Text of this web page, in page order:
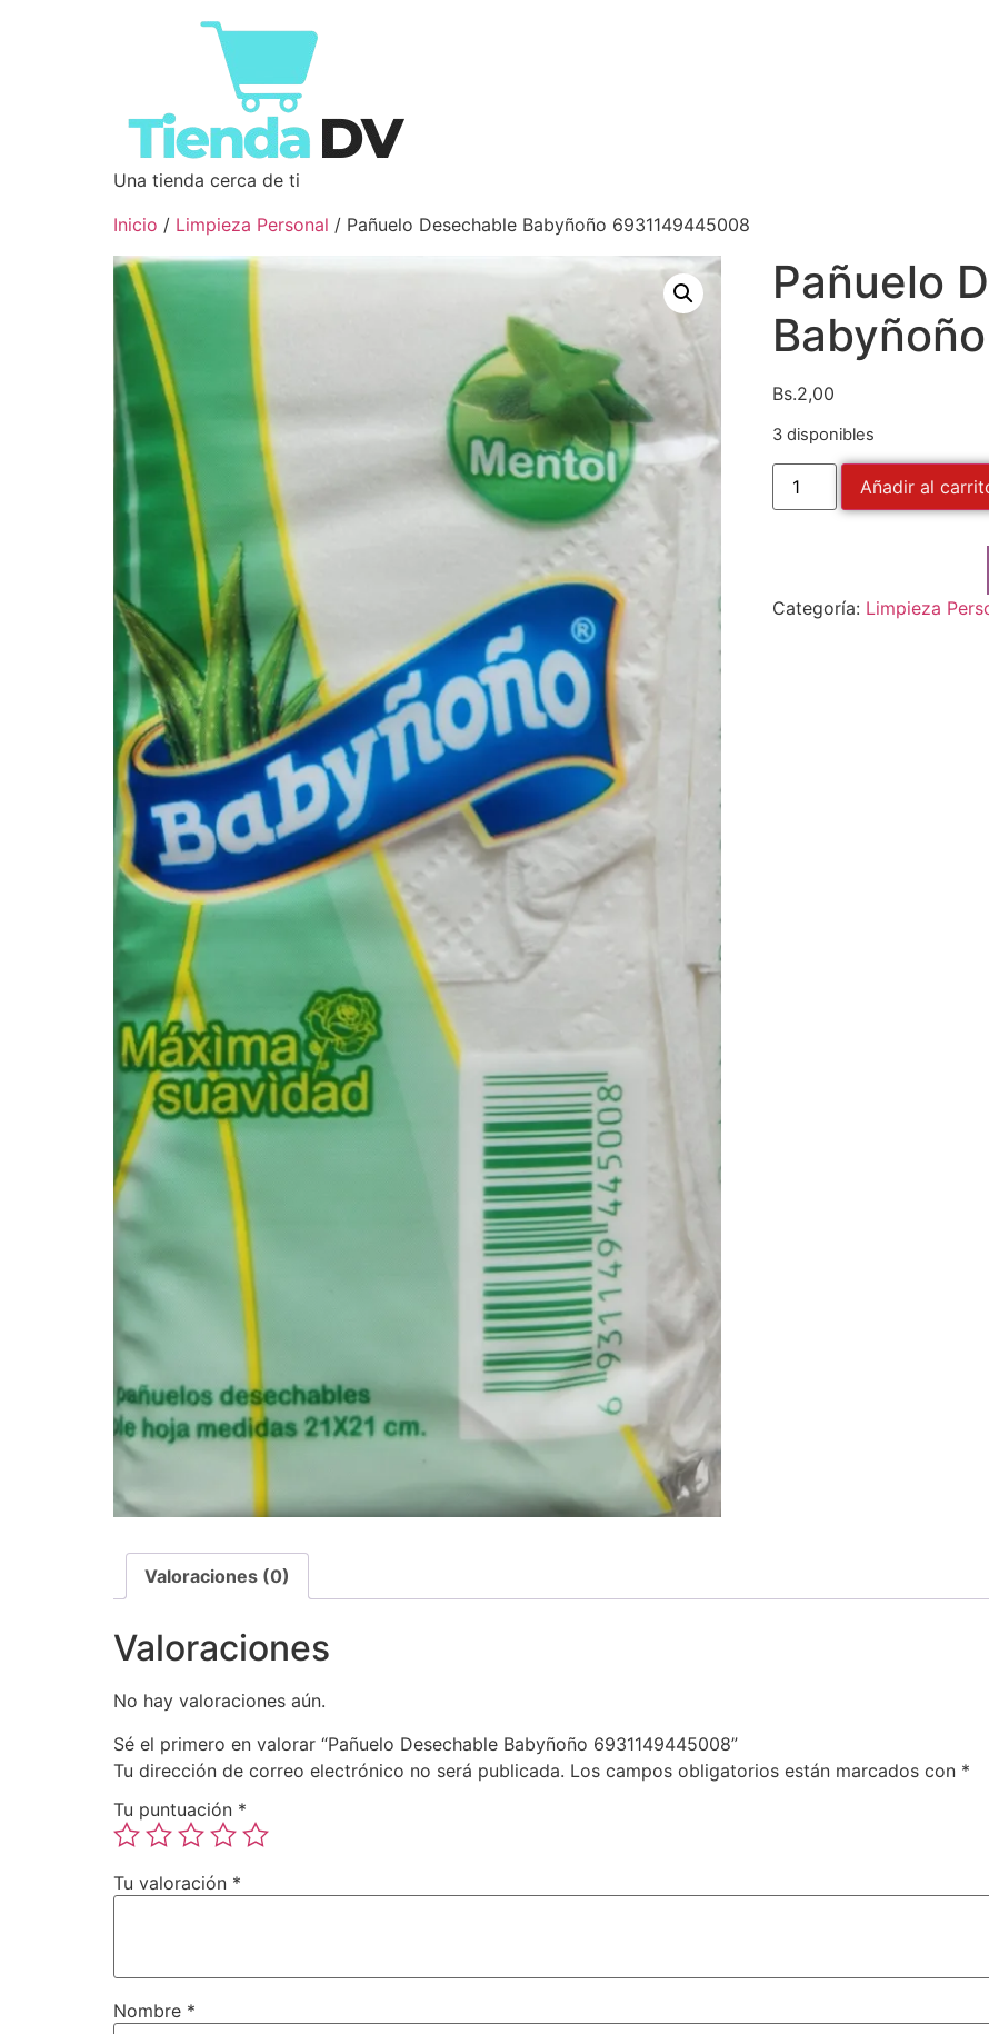
Una tienda cerca de ti
Inicio / Limpieza Personal / Pañuelo Desechable Babyñoño 6931149445008
Pañuelo
Bs.2,00
3 disponibles
Añadir al
Categoría: Limpieza
Valoraciones (0)
Valoraciones
No hay valoraciones aún.
Sé el primero en valorar “Pañuelo Desechable Babyñoño 6931149445008”
Tu dirección de correo electrónico no será publicada. Los campos obligatorios están marcados con *
Tu puntuación *
Tu valoración *
Nombre *